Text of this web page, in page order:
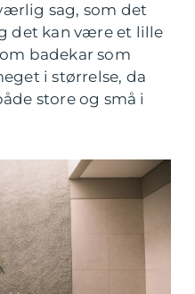
sag, som det
det kan være et lille
badekar som
i størrelse, da
store og små i